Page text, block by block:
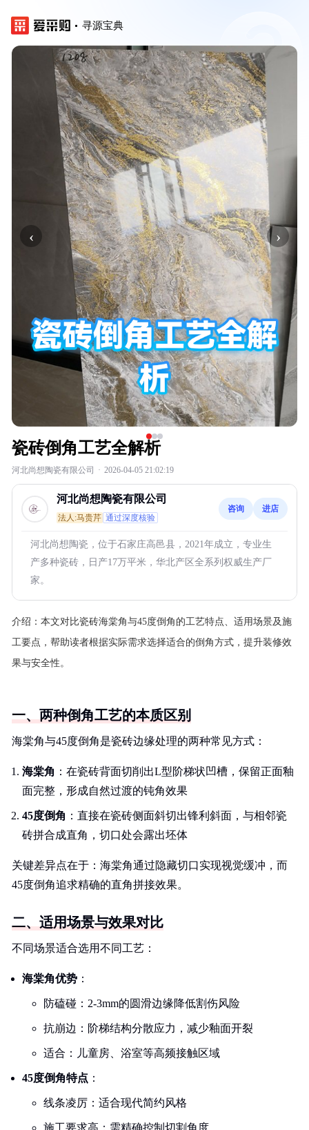
寻源宝典
‹ ›
瓷砖倒角工艺全解析
河北尚想陶瓷有限公司 · 2026-04-05 21:02:19
河北尚想陶瓷有限公司
法人:马贵芹 通过深度核验
咨询 进店
河北尚想陶瓷，位于石家庄高邑县，2021年成立，专业生
产多种瓷砖，日产17万平米，华北产区全系列权威生产厂
家。
介绍： 本文对比瓷砖海棠角与45度倒角的工艺特点、适用场景及施
工要点，帮助读者根据实际需求选择适合的倒角方式，提升装修效
果与安全性。
一、两种倒角工艺的本质区别
海棠角与45度倒角是瓷砖边缘处理的两种常见方式：
海棠角 ：在瓷砖背面切削出L型阶梯状凹槽，保留正面釉
面完整，形成自然过渡的钝角效果
45度倒角 ：直接在瓷砖侧面斜切出锋利斜面，与相邻瓷
砖拼合成直角，切口处会露出坯体
关键差异点在于：海棠角通过隐藏切口实现视觉缓冲，而
45度倒角追求精确的直角拼接效果。
二、适用场景与效果对比
不同场景适合选用不同工艺：
海棠角优势 ：
防磕碰：2-3mm的圆滑边缘降低割伤风险
抗崩边：阶梯结构分散应力，减少釉面开裂
适合：儿童房、浴室等高频接触区域
45度倒角特点 ：
线条凌厉：适合现代简约风格
施工要求高：需精确控制切割角度